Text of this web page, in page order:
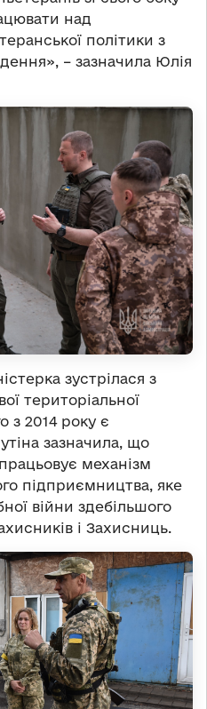
над
політики з
– зазначила Юлія
зустрілася з
територіальної
з 2014 року є
зазначила, що
механізм
підприємництва, яке
війни здебільшого
і Захисниць.